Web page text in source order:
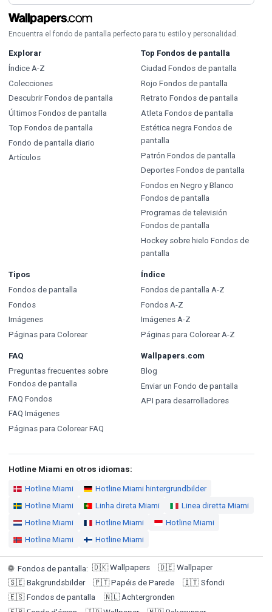
Encuentra el fondo de pantalla perfecto para tu estilo y personalidad.
Explorar
Índice A-Z
Colecciones
Descubrir Fondos de pantalla
Últimos Fondos de pantalla
Top Fondos de pantalla
Fondo de pantalla diario
Artículos
Top Fondos de pantalla
Ciudad Fondos de pantalla
Rojo Fondos de pantalla
Retrato Fondos de pantalla
Atleta Fondos de pantalla
Estética negra Fondos de
pantalla
Patrón Fondos de pantalla
Deportes Fondos de pantalla
Fondos en Negro y Blanco
Fondos de pantalla
Programas de televisión
Fondos de pantalla
Hockey sobre hielo Fondos de
pantalla
Tipos
Fondos de pantalla
Fondos
Imágenes
Páginas para Colorear
Índice
Fondos de pantalla A-Z
Fondos A-Z
Imágenes A-Z
Páginas para Colorear A-Z
FAQ
Preguntas frecuentes sobre
Fondos de pantalla
FAQ Fondos
FAQ Imágenes
Páginas para Colorear FAQ
Wallpapers.com
Blog
Enviar un Fondo de pantalla
API para desarrolladores
Hotline Miami en otros idiomas:
Hotline Miami
Hotline Miami hintergrundbilder
Hotline Miami
Linha direta Miami
Linea diretta Miami
Hotline Miami
Hotline Miami
Hotline Miami
Hotline Miami
Hotline Miami
🌐 Fondos de pantalla: 🇩🇰 Wallpapers 🇩🇪 Wallpaper
🇸🇪 Bakgrundsbilder 🇵🇹 Papéis de Parede 🇮🇹 Sfondi
🇪🇸 Fondos de pantalla 🇳🇱 Achtergronden